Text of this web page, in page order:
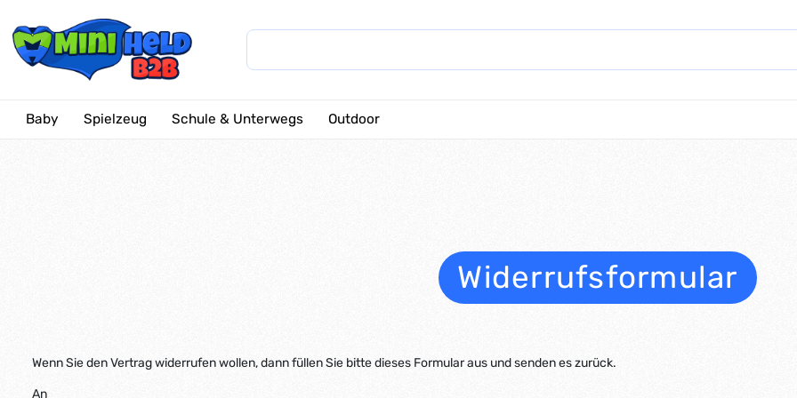
Baby Spielzeug Schule & Unterwegs Outdoor
Widerrufsformular
Wenn Sie den Vertrag widerrufen wollen, dann füllen Sie bitte dieses Formular aus und senden es zurück.
An